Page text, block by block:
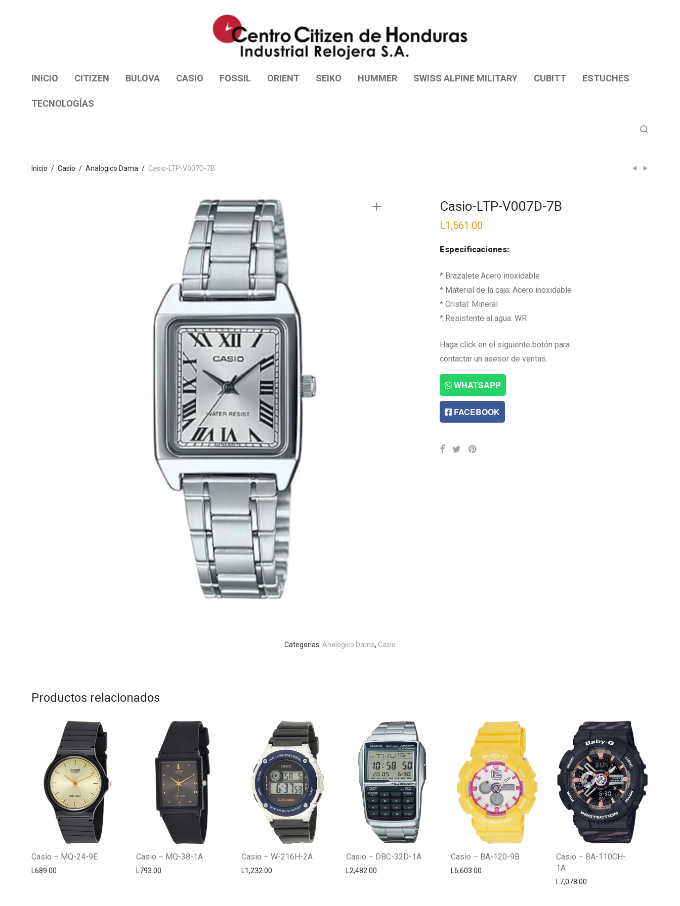
INICIO CITIZEN BULOVA CASIO FOSSIL ORIENT SEIKO HUMMER SWISS ALPINE MILITARY CUBITT ESTUCHES
TECNOLOGÍAS
Inicio / Casio / Analogico Dama / Casio-LTP-V007D-7B
Casio-LTP-V007D-7B
L1,561.00
Especificaciones:
* Brazalete:Acero inoxidable
* Material de la caja: Acero inoxidable
* Cristal: Mineral
* Resistente al agua: WR
Haga click en el siguiente botón para
contactar un asesor de ventas.
WHATSAPP
FACEBOOK
Categorías: Analogico Dama, Casio
Productos relacionados
Casio – MQ-24-9E
L689.00
Casio – MQ-38-1A
L793.00
Casio – W-216H-2A
L1,232.00
Casio – DBC-32D-1A
L2,482.00
Casio – BA-120-9B
L6,603.00
Casio – BA-110CH-
1A
L7,078.00
Centro Citizen
Typically replies within a day